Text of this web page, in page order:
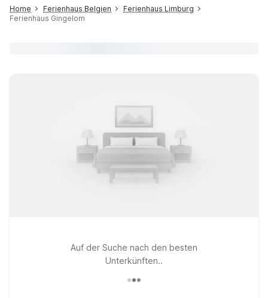
Home Ferienhaus Belgien
Ferienhaus Limburg
Ferienhaus Gingelom
Auf der Suche nach den besten
Unterkünften..